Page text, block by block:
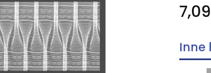
Inne